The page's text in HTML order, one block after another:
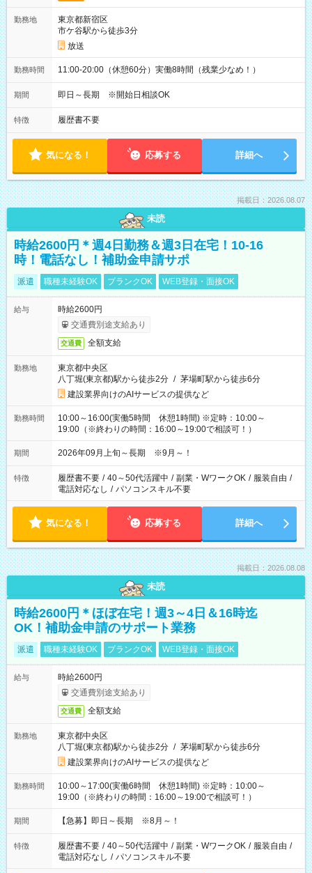
勤務地
東京都新宿区
市ケ谷駅から徒歩3分
放送
勤務時間 11:00-20:00（休憩60分）実働8時間（残業少なめ！）
期間 即日～長期 ※開始日相談OK
特徴 履歴書不要
気になる！ 応募する 詳細へ
掲載日：2026.08.07
未読
時給2600円＊週4日勤務＆週3日在宅！10-16
時！電話なし！補助金申請サポ
派遣 職種未経験OK ブランクOK WEB登録・面接OK
給与
時給2600円
交通費別途支給あり
交通費 全額支給
勤務地
東京都中央区
八丁堀(東京都)駅から徒歩2分 / 茅場町駅から徒歩6分
建設業界向けのAIサービスの提供など
勤務時間
10:00～16:00(実働5時間 休憩1時間) ※定時：10:00～
19:00（※終わりの時間：16:00～19:00で相談可！）
期間 2026年09月上旬～長期 ※9月～！
特徴 履歴書不要 / 40～50代活躍中 / 副業・WワークOK / 服装自由 /
電話対応なし / パソコンスキル不要
気になる！ 応募する 詳細へ
掲載日：2026.08.08
未読
時給2600円＊ほぼ在宅！週3～4日＆16時迄
OK！補助金申請のサポート業務
派遣 職種未経験OK ブランクOK WEB登録・面接OK
給与
時給2600円
交通費別途支給あり
交通費 全額支給
勤務地
東京都中央区
八丁堀(東京都)駅から徒歩2分 / 茅場町駅から徒歩6分
建設業界向けのAIサービスの提供など
勤務時間
10:00～17:00(実働6時間 休憩1時間) ※定時：10:00～
19:00（※終わりの時間：16:00～19:00で相談可！）
期間 【急募】即日～長期 ※8月～！
特徴 履歴書不要 / 40～50代活躍中 / 副業・WワークOK / 服装自由 /
電話対応なし / パソコンスキル不要